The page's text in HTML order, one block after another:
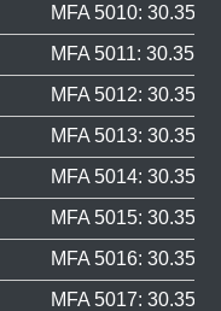
MFA 5010:
MFA 5011: 30.353,
MFA 5012:
MFA 5013:
MFA 5014:
MFA 5015:
MFA 5016:
MFA 5017: